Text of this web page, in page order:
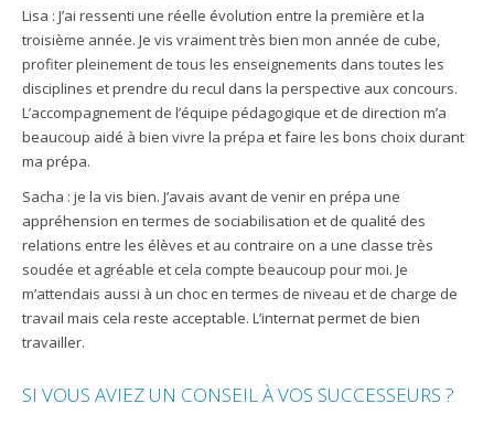
Lisa : J’ai ressenti une réelle évolution entre la première et la
troisième année. Je vis vraiment très bien mon année de cube,
profiter pleinement de tous les enseignements dans toutes les
disciplines et prendre du recul dans la perspective aux concours.
L’accompagnement de l’équipe pédagogique et de direction m’a
beaucoup aidé à bien vivre la prépa et faire les bons choix durant
ma prépa.
Sacha : je la vis bien. J’avais avant de venir en prépa une
appréhension en termes de sociabilisation et de qualité des
relations entre les élèves et au contraire on a une classe très
soudée et agréable et cela compte beaucoup pour moi. Je
m’attendais aussi à un choc en termes de niveau et de charge de
travail mais cela reste acceptable. L’internat permet de bien
travailler.
SI VOUS AVIEZ UN CONSEIL À VOS SUCCESSEURS ?